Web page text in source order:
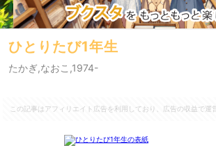
ひとりたび1年生
たかぎ,なおこ,1974-
この記事はアフィリエイト広告を利用しており、広告の収益で運